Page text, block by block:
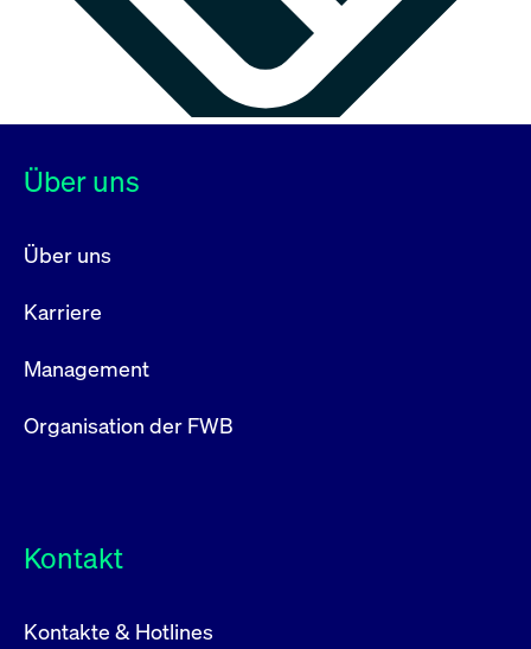
Über uns
Über uns
Karriere
Management
Organisation der FWB
Kontakt
Kontakte & Hotlines